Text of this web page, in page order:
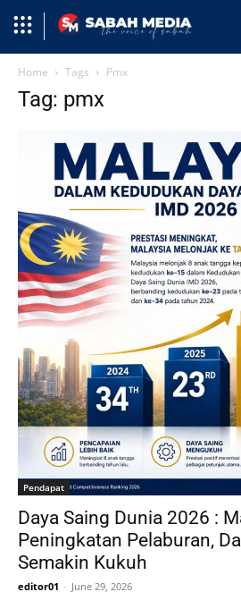
Home Tags Pmx
Tag: pmx
Pendapat
Daya Saing Dunia 2026 :
Peningkatan Pelaburan,
Semakin Kukuh
editor01 - June 29, 2026